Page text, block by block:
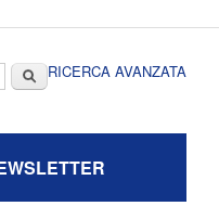
CercaRICERCA AVANZATA